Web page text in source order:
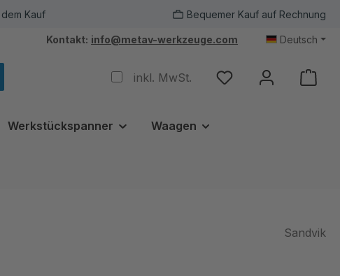
Kauf Bequemer Kauf auf Rechnung
Kontakt: info@metav-werkzeuge.com Deutsch
inkl. MwSt.
Werkstückspanner Waagen
Sandvik